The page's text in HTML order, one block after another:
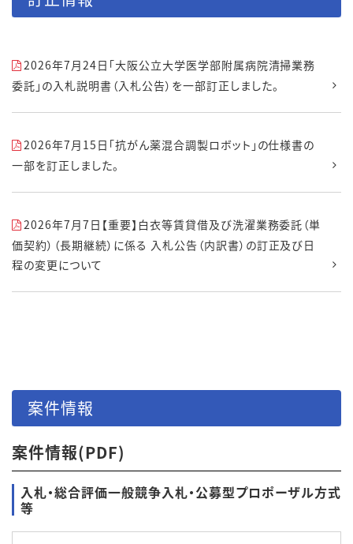
2026年7月24日「大阪公立大学医学部附属病院清掃業務
委託」の入札説明書（入札公告）を一部訂正しました。
2026年7月15日「抗がん薬混合調製ロボット」の仕様書の
一部を訂正しました。
2026年7月7日【重要】白衣等賃貸借及び洗濯業務委託（単
価契約）（長期継続）に係る 入札公告（内訳書）の訂正及び日
程の変更について
案件情報
案件情報(PDF)
入札・総合評価一般競争入札・公募型プロポーザル方式
等